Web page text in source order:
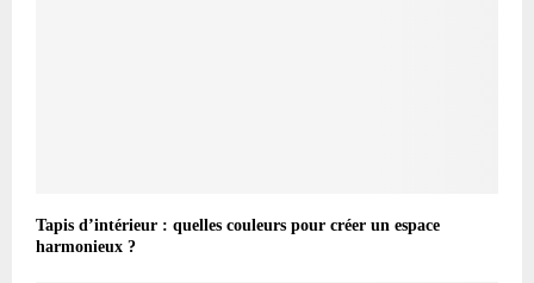
Tapis d’intérieur : quelles couleurs pour créer un espace
harmonieux ?